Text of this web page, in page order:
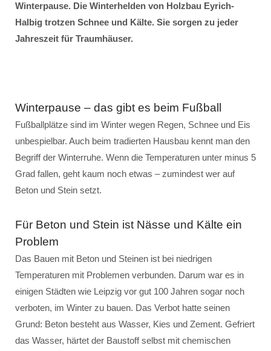
Winterpause. Die Winterhelden von Holzbau Eyrich-
Halbig trotzen Schnee und Kälte. Sie sorgen zu jeder
Jahreszeit für Traumhäuser.
Winterpause – das gibt es beim Fußball
Fußballplätze sind im Winter wegen Regen, Schnee und Eis
unbespielbar. Auch beim tradierten Hausbau kennt man den
Begriff der Winterruhe. Wenn die Temperaturen unter minus 5
Grad fallen, geht kaum noch etwas – zumindest wer auf
Beton und Stein setzt.
Für Beton und Stein ist Nässe und Kälte ein
Problem
Das Bauen mit Beton und Steinen ist bei niedrigen
Temperaturen mit Problemen verbunden. Darum war es in
einigen Städten wie Leipzig vor gut 100 Jahren sogar noch
verboten, im Winter zu bauen. Das Verbot hatte seinen
Grund: Beton besteht aus Wasser, Kies und Zement. Gefriert
das Wasser, härtet der Baustoff selbst mit chemischen